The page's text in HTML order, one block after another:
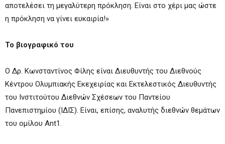
αποτελέσει τη μεγαλύτερη πρόκληση. Είναι στο χέρι μας ώστε
η πρόκληση να γίνει ευκαιρία!»
Το βιογραφικό του
Ο Δρ. Κωνσταντίνος Φίλης είναι Διευθυντής του Διεθνούς
Κέντρου Ολυμπιακής Εκεχειρίας και Εκτελεστικός Διευθυντής
του Ινστιτούτου Διεθνών Σχέσεων του Παντείου
Πανεπιστημίου (ΙΔΙΣ). Είναι, επίσης, αναλυτής διεθνών θεμάτων
του ομίλου Ant1.